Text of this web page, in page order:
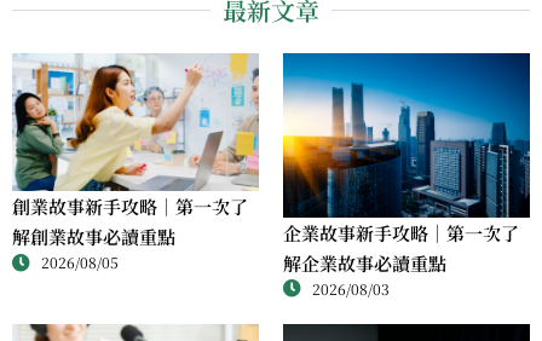
最新文章
創業故事新手攻略｜第一次了
解創業故事必讀重點
2026/08/05
企業故事新手攻略｜第一次了
解企業故事必讀重點
2026/08/03